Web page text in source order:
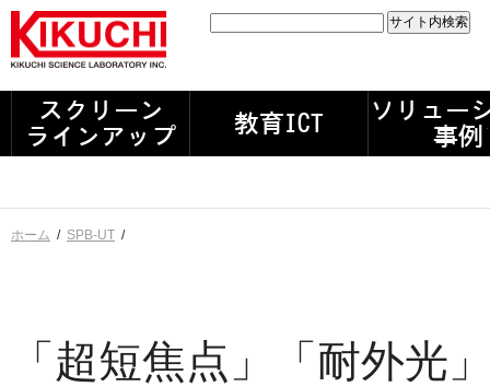
ホーム / SPB-UT /
「超短焦点」「耐外光